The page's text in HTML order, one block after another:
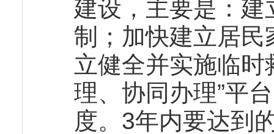
建设，主要是：
制；加快建立居
立健全并实施临时
理、协同办理”平
度。3年内要达到